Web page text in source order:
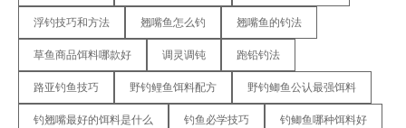
浮钓技巧和方法 翘嘴鱼怎么钓 翘嘴鱼的钓法
草鱼商品饵料哪款好 调灵调钝 跑铅钓法
路亚钓鱼技巧 野钓鲤鱼饵料配方 野钓鲫鱼公认最强饵料
钓翘嘴最好的饵料是什么 钓鱼必学技巧 钓鲫鱼哪种饵料好